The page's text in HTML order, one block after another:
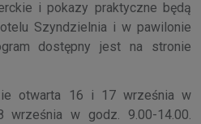
i pokazy praktyczne będą
Szyndzielnia i w pawilonie
dostępny jest na stronie
otwarta 16 i 17 września w
września w godz. 9.00-14.00.